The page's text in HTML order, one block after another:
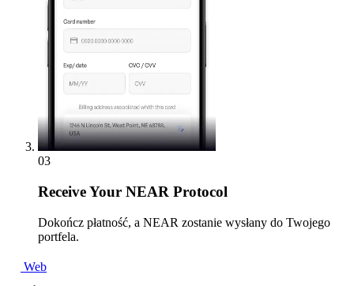
03
ReceiveYour NEAR Protocol
Dokończ płatność, a NEAR zostanie wysłany do Twojego
portfela.
Web